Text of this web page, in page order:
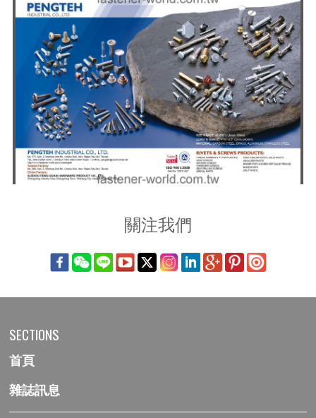
關注我們
SECTIONS
首頁
雜誌訊息